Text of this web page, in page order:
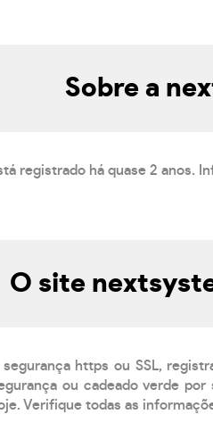
Sobre a
registrado há quase 2 anos.
O site
https ou SSL,
ou cadeado verde
Verifique todas as